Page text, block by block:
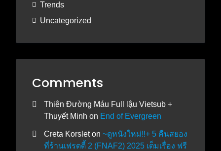
Trends
Uncategorized
Comments
Thiên Đường Máu Full lậu Vietsub +
Thuyết Minh on End of Evergreen
Creta Korsleton ~ดูหนังใหม่‼️+ 5 คืนสยอง
ที่ร้านเฟรดดี้ 2 (FNAF2) 2025 เต็มเรื่อง ฟรี